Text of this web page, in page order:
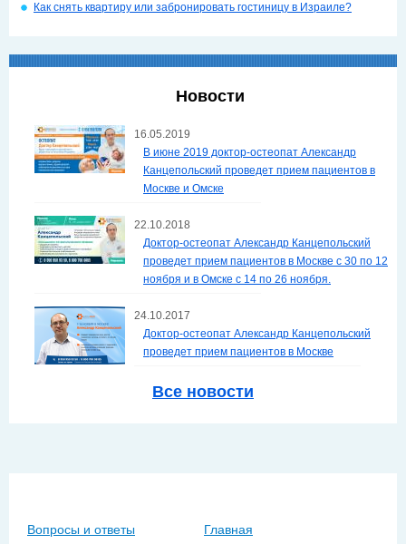
Как снять квартиру или забронировать гостиницу в Израиле?
Новости
16.05.2019
В июне 2019 доктор-остеопат Александр
Канцепольский проведет прием пациентов в
Москве и Омске
22.10.2018
Доктор-остеопат Александр Канцепольский
проведет прием пациентов в Москве с 30 по 12
ноября и в Омске с 14 по 26 ноября.
24.10.2017
Доктор-остеопат Александр Канцепольский
проведет прием пациентов в Москве
Все новости
Вопросы и ответы
Главная